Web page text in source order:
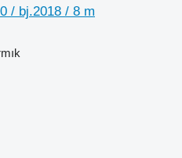
/ bj.2018 / 8 m